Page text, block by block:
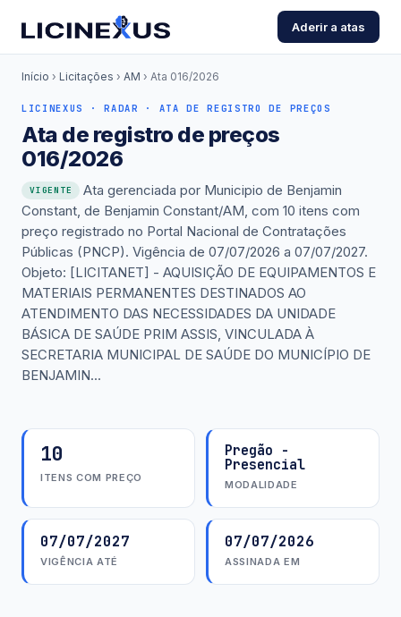
Aderir a atas
Início › Licitações › AM › Ata 016/2026
LICINEXUS · RADAR · ATA DE REGISTRO DE PREÇOS
Ata de registro de preços
016/2026
VIGENTE
Ata gerenciada por Municipio de Benjamin
Constant, de Benjamin Constant/AM, com 10 itens com
preço registrado no Portal Nacional de Contratações
Públicas (PNCP). Vigência de 07/07/2026 a 07/07/2027.
Objeto: [LICITANET] - AQUISIÇÃO DE EQUIPAMENTOS E
MATERIAIS PERMANENTES DESTINADOS AO
ATENDIMENTO DAS NECESSIDADES DA UNIDADE
BÁSICA DE SAÚDE PRIM ASSIS, VINCULADA À
SECRETARIA MUNICIPAL DE SAÚDE DO MUNICÍPIO DE
BENJAMIN...
10
ITENS COM PREÇO
Pregão -
Presencial
MODALIDADE
07/07/2027
VIGÊNCIA ATÉ
07/07/2026
ASSINADA EM